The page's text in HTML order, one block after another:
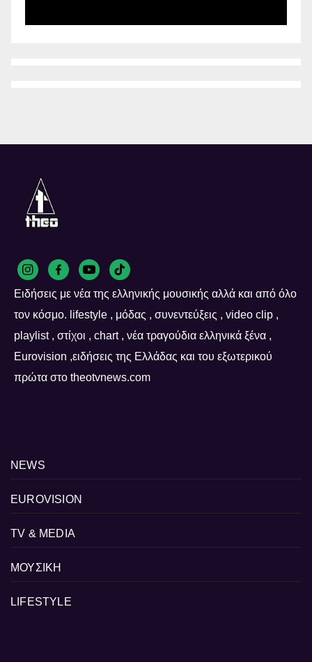
Ειδήσεις με νέα της ελληνικής μουσικής αλλά και από όλο
τον κόσμο. lifestyle , μόδας , συνεντεύξεις , video clip ,
playlist , στίχοι , chart , νέα τραγούδια ελληνικά ξένα ,
Eurovision ,ειδήσεις της Ελλάδας και του εξωτερικού
πρώτα στο theotvnews.com
NEWS
EUROVISION
TV & MEDIA
ΜΟΥΣΙΚΗ
LIFESTYLE